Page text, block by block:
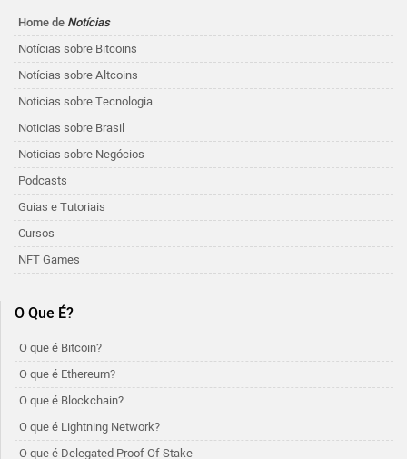
Home de Notícias
Notícias sobre Bitcoins
Notícias sobre Altcoins
Noticias sobre Tecnologia
Noticias sobre Brasil
Noticias sobre Negócios
Podcasts
Guias e Tutoriais
Cursos
NFT Games
O Que É?
O que é Bitcoin?
O que é Ethereum?
O que é Blockchain?
O que é Lightning Network?
O que é Delegated Proof Of Stake